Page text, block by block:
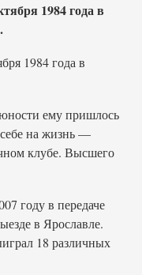
1984 года в
1984 года в
ему пришлось
себе на жизнь —
клубе. Высшего
году в передаче
в Ярославле.
18 различных